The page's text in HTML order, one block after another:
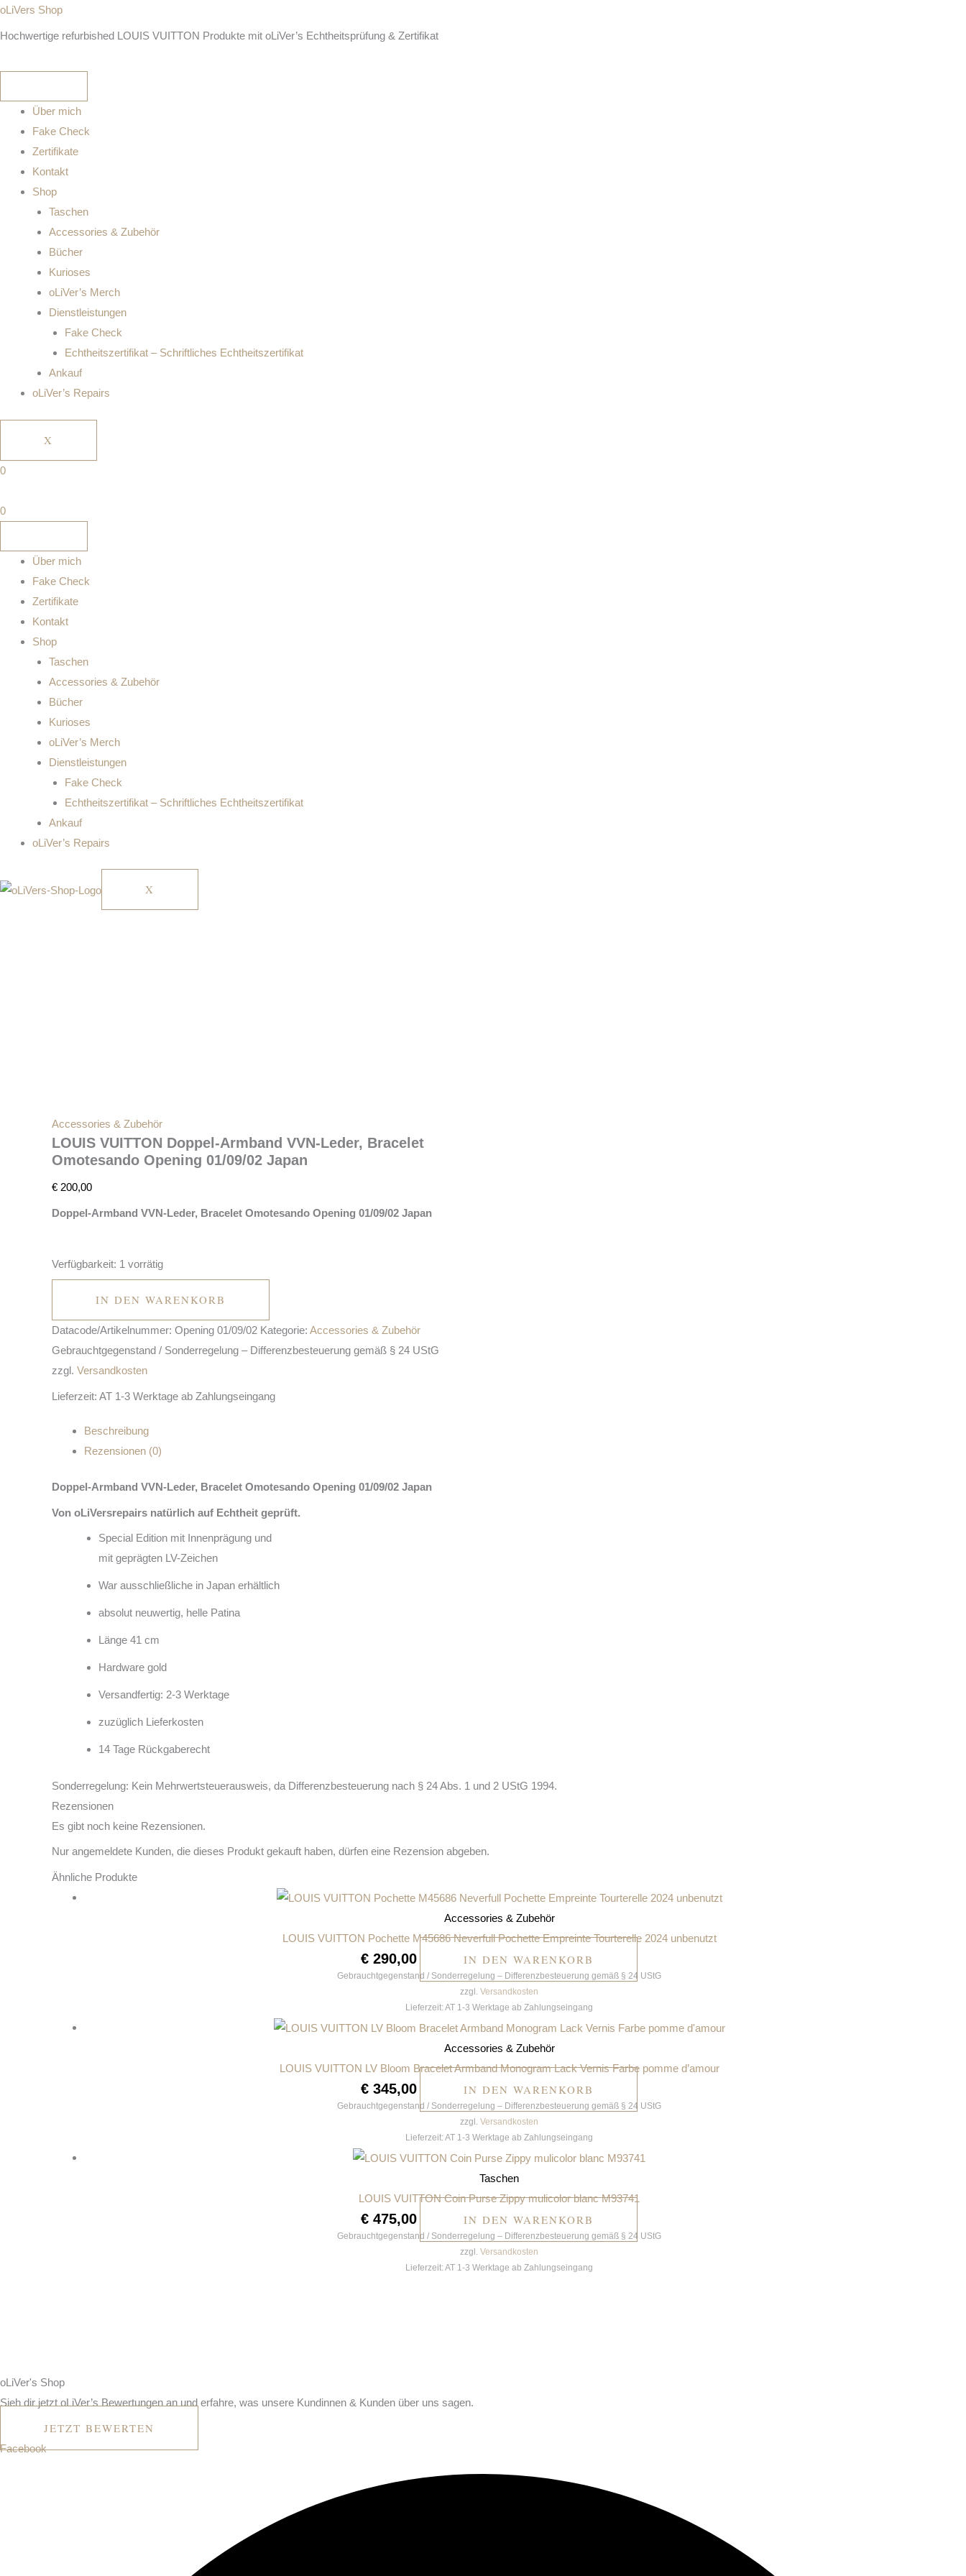
Zum
Inhalt
oLiVers Shop
Hochwertige refurbished LOUIS VUITTON Produkte mit oLiVer’s Echtheitsprüfung & Zertifikat
Über mich
Fake Check
Zertifikate
Kontakt
Shop
Taschen
Accessories & Zubehör
Bücher
Kurioses
oLiVer’s Merch
Dienstleistungen
Fake Check
Echtheitszertifikat – Schriftliches Echtheitszertifikat
Ankauf
oLiVer’s Repairs
X
0
0
Über mich
Fake Check
Zertifikate
Kontakt
Shop
Taschen
Accessories & Zubehör
Bücher
Kurioses
oLiVer’s Merch
Dienstleistungen
Fake Check
Echtheitszertifikat – Schriftliches Echtheitszertifikat
Ankauf
oLiVer’s Repairs
X
Accessories & Zubehör
LOUIS VUITTON Doppel-Armband VVN-Leder, Bracelet
Omotesando Opening 01/09/02 Japan
€ 200,00
Doppel-Armband VVN-Leder, Bracelet Omotesando Opening 01/09/02 Japan
Verfügbarkeit: 1 vorrätig
LOUIS
Doppel-
Omotesando
01/09/02
Japan
IN DEN WARENKORB
Datacode/Artikelnummer: Opening 01/09/02 Kategorie: Accessories & Zubehör
Gebrauchtgegenstand / Sonderregelung – Differenzbesteuerung gemäß § 24 UStG
zzgl. Versandkosten
Lieferzeit: AT 1-3 Werktage ab Zahlungseingang
Beschreibung
Rezensionen (0)
Doppel-Armband VVN-Leder, Bracelet Omotesando Opening 01/09/02 Japan
Von oLiVersrepairs natürlich auf Echtheit geprüft.
Special Edition mit Innenprägung und
mit geprägten LV-Zeichen
War ausschließliche in Japan erhältlich
absolut neuwertig, helle Patina
Länge 41 cm
Hardware gold
Versandfertig: 2-3 Werktage
zuzüglich Lieferkosten
14 Tage Rückgaberecht
Sonderregelung: Kein Mehrwertsteuerausweis, da Differenzbesteuerung nach § 24 Abs. 1 und 2 UStG 1994.
Rezensionen
Es gibt noch keine Rezensionen.
Nur angemeldete Kunden, die dieses Produkt gekauft haben, dürfen eine Rezension abgeben.
Ähnliche Produkte
Accessories & Zubehör
LOUIS VUITTON Pochette M45686 Neverfull Pochette Empreinte Tourterelle 2024 unbenutzt
€ 290,00 IN DEN WARENKORB
Gebrauchtgegenstand / Sonderregelung – Differenzbesteuerung gemäß § 24 UStG
zzgl. Versandkosten
Lieferzeit: AT 1-3 Werktage ab Zahlungseingang
Accessories & Zubehör
LOUIS VUITTON LV Bloom Bracelet Armband Monogram Lack Vernis Farbe pomme d’amour
€ 345,00 IN DEN WARENKORB
Gebrauchtgegenstand / Sonderregelung – Differenzbesteuerung gemäß § 24 UStG
zzgl. Versandkosten
Lieferzeit: AT 1-3 Werktage ab Zahlungseingang
Taschen
LOUIS VUITTON Coin Purse Zippy mulicolor blanc M93741
€ 475,00 IN DEN WARENKORB
Gebrauchtgegenstand / Sonderregelung – Differenzbesteuerung gemäß § 24 UStG
zzgl. Versandkosten
Lieferzeit: AT 1-3 Werktage ab Zahlungseingang
oL iVer's Shop
Sieh dir jetzt oLiVer’s Bewertungen an und erfahre, was unsere Kundinnen & Kunden über uns sagen.
JETZT BEWERTEN
Facebook